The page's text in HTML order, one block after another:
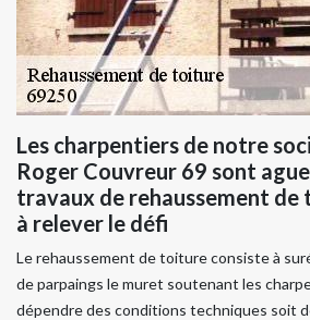
Les charpentiers de notre
Roger Couvreur 69 sont
travaux de rehaussement
à relever le défi
Le rehaussement de toiture consiste à
de parpaings le muret soutenant les
dépendre des conditions techniques soit